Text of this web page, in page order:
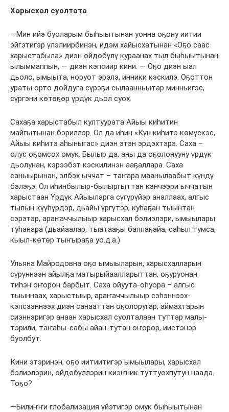
Харысхал суолтата
—Мин ийэ буоларым быһыытынан уонна оҕону иитии
эйгэтигэр үлэлиирбинэн, идэм хайысхатынан «Оҕо саас
харыстабыла» диэн өйдөбүлү кураанах тыл быһыытынан
ылыммаппын, — диэн кэпсиир кини. — Оҕо диэн ыал
дьоло, ымыыта, норуот эрэлэ, инники кэскилэ. Оҕоттон
ураты орто дойдуга сүрэҕи сылаанньытар минньигэс,
сүргэни көтөҕөр үрдүк дьол суох.
Сахаҕа харыстабыл култуурата Айыы киһитин
майгытынан бэриллэр. Ол да иһин «Күн киһитэ көмүскэс,
Айыы киһитэ аһыныгас» диэн этэн эрдэхтэрэ. Саха –
олус оҕомсох омук. Былыр да, аны да оҕолонууну үрдүк
дьолунан, кэрээбэт кэскилинэн ааҕаллара. Саха
саныырынан, элбэх ыччат – таҥара маанылаабыт күндү
бэлэҕэ. Ол иһинбылыр-былыргыттан кэнчээри ыччатын
харыстаан Үрдүк Айыыларга сүгүрүйэр аналлаах, алгыс
тылын күүһүрдэр, дьайы үргүтэр, куһаҕан тыынтан
сэрэтэр, араҥаччылыыр харысхал бэлиэлэри, ымыылары
туһанара (дьайаалар, тыатааҕы баппаҕайа, саһыл тумса,
кыыл-көтөр тыҥыраҕа уо.д.а.)
Ульяна Майродовна оҕо ымыыларын, харысхалларын
сүрүннээн айылҕа матырыйаалларыттан, оҕуруонан
тиһэн оҥорон барбыт. Саха ойуута-оhуора – алгыс
тыыннаах, харыстыыр, араҥаччылыыр сэhэннээх-
кэпсээннээх диэн санааттан оҕолоругар, аймахтарын
сиэннэригэр анаан харысхал суолталаан туттар малы-
тэрили, таҥаhы-сабы айан-тутан оҥорор, иистэнэр
буолбут.
Кини этэринэн, оҕо иитиитигэр ымыылары, харысхал
бэлиэлэрин, өйдөбүллэрин киэҥник туттуохпутун наада.
Тоҕо?
—Билиҥҥи глобализация үйэтигэр омук быһыытынан